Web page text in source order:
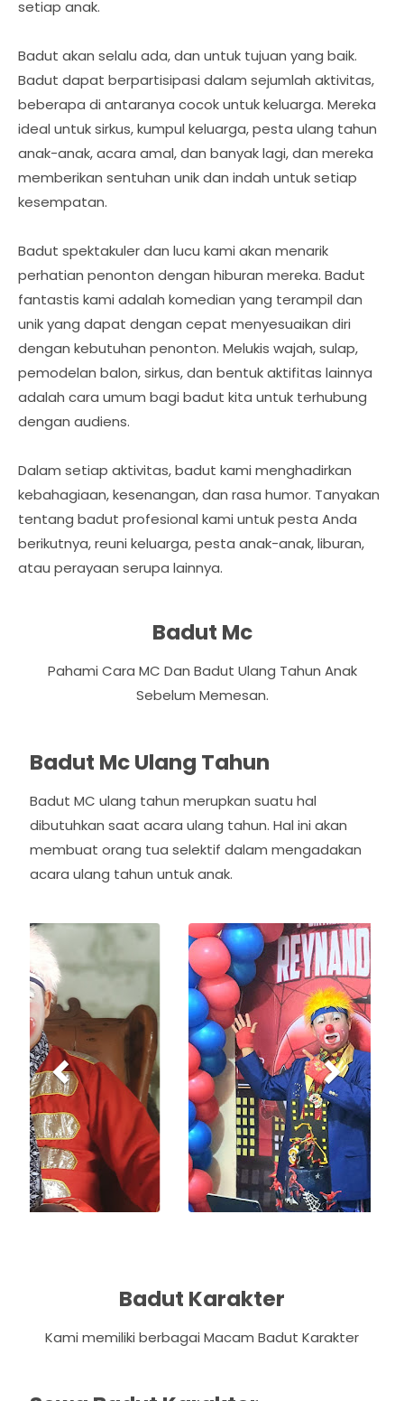
setiap anak.
Badut akan selalu ada, dan untuk tujuan yang baik.
Badut dapat berpartisipasi dalam sejumlah aktivitas,
beberapa di antaranya cocok untuk keluarga. Mereka
ideal untuk sirkus, kumpul keluarga, pesta ulang tahun
anak-anak, acara amal, dan banyak lagi, dan mereka
memberikan sentuhan unik dan indah untuk setiap
kesempatan.
Badut spektakuler dan lucu kami akan menarik
perhatian penonton dengan hiburan mereka. Badut
fantastis kami adalah komedian yang terampil dan
unik yang dapat dengan cepat menyesuaikan diri
dengan kebutuhan penonton. Melukis wajah, sulap,
pemodelan balon, sirkus, dan bentuk aktifitas lainnya
adalah cara umum bagi badut kita untuk terhubung
dengan audiens.
Dalam setiap aktivitas, badut kami menghadirkan
kebahagiaan, kesenangan, dan rasa humor. Tanyakan
tentang badut profesional kami untuk pesta Anda
berikutnya, reuni keluarga, pesta anak-anak, liburan,
atau perayaan serupa lainnya.
Badut Mc
Pahami Cara MC Dan Badut Ulang Tahun Anak
Sebelum Memesan.
Badut Mc Ulang Tahun
Badut MC ulang tahun merupkan suatu hal
dibutuhkan saat acara ulang tahun. Hal ini akan
membuat orang tua selektif dalam mengadakan
acara ulang tahun untuk anak.
P
r
e
v
i
o
u
s
N
e
x
t
Badut Karakter
Kami memiliki berbagai Macam Badut Karakter